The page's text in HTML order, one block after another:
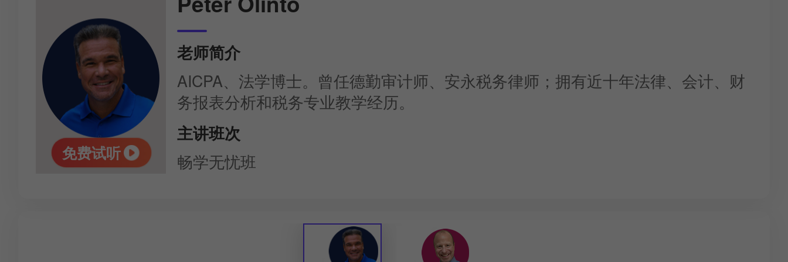
免费试听
老师简介
AICPA、法学博士。曾任德勤审计师、安永税务律师；拥有近十年法律、会计、财
务报表分析和税务专业教学经历。
主讲班次
畅学无忧班